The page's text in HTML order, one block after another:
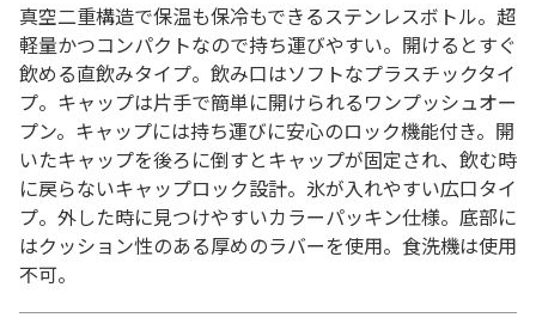
真空二重構造で保温も保冷もできるステンレスボトル。超
軽量かつコンパクトなので持ち運びやすい。開けるとすぐ
飲める直飲みタイプ。飲み口はソフトなプラスチックタイ
プ。キャップは片手で簡単に開けられるワンプッシュオー
プン。キャップには持ち運びに安心のロック機能付き。開
いたキャップを後ろに倒すとキャップが固定され、飲む時
に戻らないキャップロック設計。氷が入れやすい広口タイ
プ。外した時に見つけやすいカラーパッキン仕様。底部に
はクッション性のある厚めのラバーを使用。食洗機は使用
不可。